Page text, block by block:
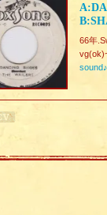
66年
sound♪